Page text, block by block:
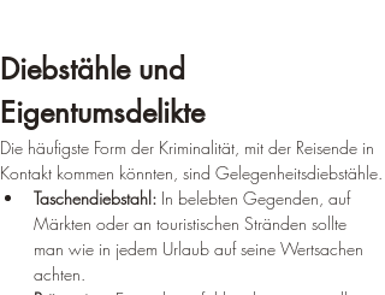
Diebstähle und
Eigentumsdelikte
Die häufigste Form der Kriminalität, mit der Reisende in
Kontakt kommen könnten, sind Gelegenheitsdiebstähle.
Taschendiebstahl: In belebten Gegenden, auf
Märkten oder an touristischen Stränden sollte
man wie in jedem Urlaub auf seine Wertsachen
achten.